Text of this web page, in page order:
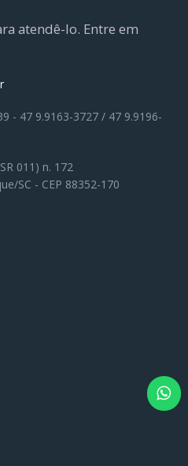
atendê-lo. Entre em
- 47 9.9163-3727 / 47 9.9196-
011) n. 172
SC - CEP 88352-170